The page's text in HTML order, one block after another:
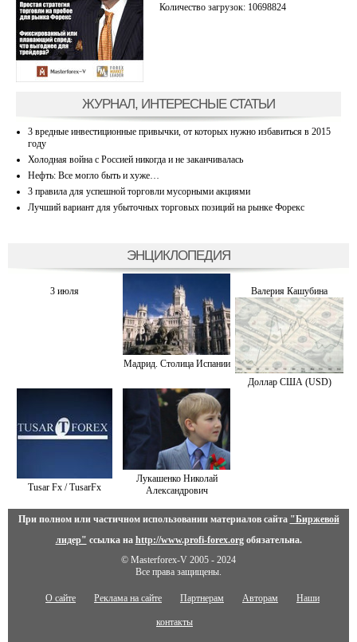
Количество загрузок: 10698824
ЖУРНАЛ, ИНТЕРЕСНЫЕ СТАТЬИ
3 вредные инвестиционные привычки, от которых нужно избавиться в 2015
году
Холодная война с Россией никогда и не заканчивалась
Нефть: Все могло быть и хуже…
3 правила для успешной торговли мусорными акциями
Лучший вариант для убыточных торговых позиций на рынке Форекс
ЭНЦИКЛОПЕДИЯ
3 июля
Мадрид. Столица Испании
Валерия Кашубина
Доллар США (USD)
Tusar Fx / TusarFx
Лукашенко Николай
Александрович
При полном или частичном использовании материалов сайта "Биржевой
лидер" ссылка на http://www.profi-forex.orgобязательна.
© Masterforex-V 2005 - 2024
Все права защищены.
О сайте Реклама на сайте Партнерам Авторам Наши
контакты